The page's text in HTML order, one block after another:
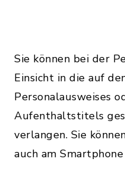
Sie können bei der
Einsicht in die auf
Personalausweises
Aufenthaltstitels
verlangen. Sie
auch am